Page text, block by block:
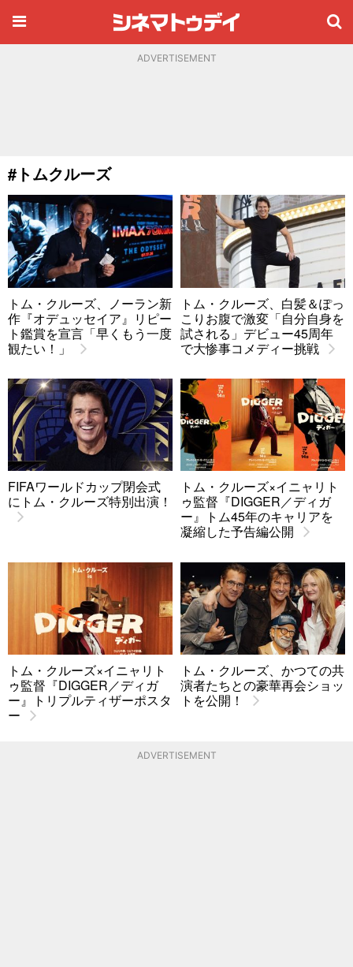
ADVERTISEMENT
#トムクルーズ
トム・クルーズ、ノーラン新
作『オデュッセイア』リピー
ト鑑賞を宣言「早くもう一度
観たい！」
トム・クルーズ、白髪＆ぽっ
こりお腹で激変「自分自身を
試される」デビュー45周年
で大惨事コメディー挑戦
FIFAワールドカップ閉会式
にトム・クルーズ特別出演！
トム・クルーズ×イニャリト
ゥ監督『DIGGER／ディガ
ー』トム45年のキャリアを
凝縮した予告編公開
トム・クルーズ×イニャリト
ゥ監督『DIGGER／ディガ
ー』トリプルティザーポスタ
ー
トム・クルーズ、かつての共
演者たちとの豪華再会ショッ
トを公開！
ADVERTISEMENT